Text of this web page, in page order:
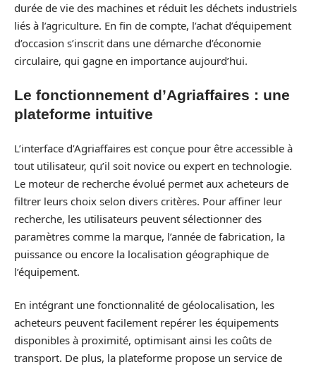
durée de vie des machines et réduit les déchets industriels
liés à l’agriculture. En fin de compte, l’achat d’équipement
d’occasion s’inscrit dans une démarche d’économie
circulaire, qui gagne en importance aujourd’hui.
Le fonctionnement d’Agriaffaires : une
plateforme intuitive
L’interface d’Agriaffaires est conçue pour être accessible à
tout utilisateur, qu’il soit novice ou expert en technologie.
Le moteur de recherche évolué permet aux acheteurs de
filtrer leurs choix selon divers critères. Pour affiner leur
recherche, les utilisateurs peuvent sélectionner des
paramètres comme la marque, l’année de fabrication, la
puissance ou encore la localisation géographique de
l’équipement.
En intégrant une fonctionnalité de géolocalisation, les
acheteurs peuvent facilement repérer les équipements
disponibles à proximité, optimisant ainsi les coûts de
transport. De plus, la plateforme propose un service de